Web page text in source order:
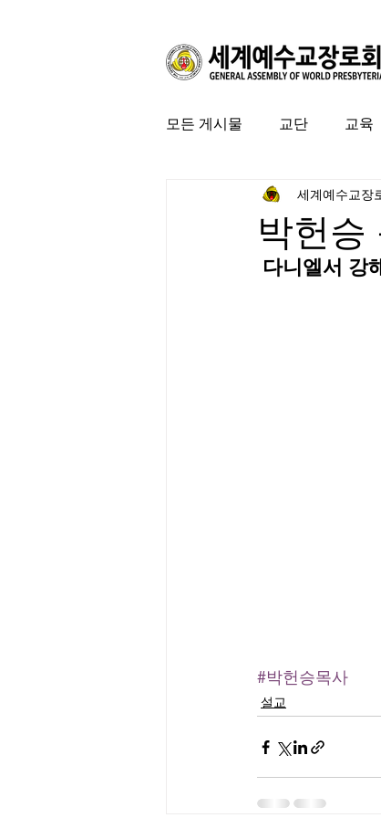
모든 게시물 교단 교육
특집 미
박헌승
세계예수교장
다니엘서 강
#박헌승목사
설교